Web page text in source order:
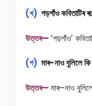
(খ) গড়গাঁও কবিতাটিৰ
উত্তৰ— ‘গড়গাঁও’
(গ) মাৰ-নাও বুলিলে
উত্তৰ— মাৰ–নাও